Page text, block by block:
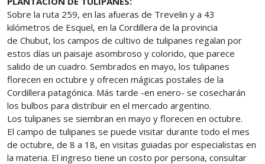
Sobre la ruta 259, en las afueras de Trevelin y a 43
kilómetros de Esquel, en la Cordillera de la provincia
de Chubut, los campos de cultivo de tulipanes regalan por
estos días un paisaje asombroso y colorido, que parece
salido de un cuadro. Sembrados en mayo, los tulipanes
florecen en octubre y ofrecen mágicas postales de la
Cordillera patagónica. Más tarde -en enero- se cosecharán
los bulbos para distribuir en el mercado argentino.
Los tulipanes se siembran en mayo y florecen en octubre.
El campo de tulipanes se puede visitar durante todo el mes
de octubre, de 8 a 18, en visitas guiadas por especialistas en
la materia. El ingreso tiene un costo por persona, consultar